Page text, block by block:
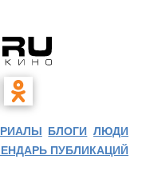
БЛОГИ ЛЮДИ
ПУБЛИКАЦИЙ